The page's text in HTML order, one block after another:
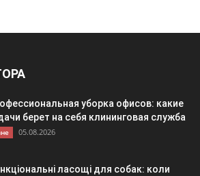
уборка офисов: какие
берет на себя клининговая служба
05.08.2026
ласощі для собак: коли